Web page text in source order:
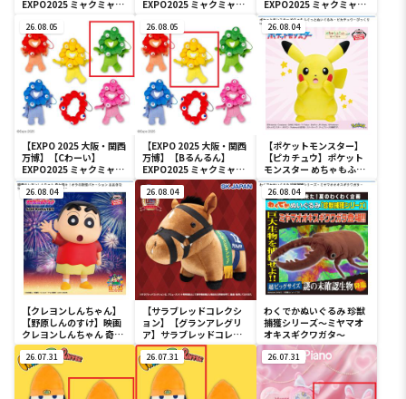
EXPO2025 ミャクミャク
ぐるみ
EXPO2025 ミャクミャク
ぐるみ
EXPO2025 ミャクミャク
カラフルゴム紐付きぬい
ぐるみ
26.08.05
【EXPO 2025 大阪・関西
万博】【Cわーい】
EXPO2025 ミャクミャク
カラフルゴム紐付きぬい
ぐるみ
26.08.05
【EXPO 2025 大阪・関西
万博】【Bるんるん】
EXPO2025 ミャクミャク
カラフルゴム紐付きぬい
ぐるみ
26.08.04
【ポケットモンスター】
【ピカチュウ】ポケット
モンスター めちゃもふぐ
っとぬいぐるみ～ピカチ
ュウ～びっくりver.
26.08.04
【クレヨンしんちゃん】
【野原しんのすけ】映画
クレヨンしんちゃん 奇々
怪々！オラの妖怪バケ～
ション おおきな
SOFVIMATES～野原しん
のすけ～
26.08.04
【サラブレッドコレクシ
ョン】【グランアレグリ
ア】サラブレッドコレク
ション ふわふわBIG(グラ
ンアレグリア)
26.08.04
わくでかぬいぐるみ 珍獣
捕獲シリーズ～ミヤマオ
オキスギクワガタ～
26.07.31 26.07.31 26.07.31